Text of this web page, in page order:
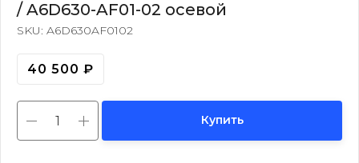
/ A6D630-AF01-02 осевой
SKU: A6D630AF0102
40 500 ₽
Купить